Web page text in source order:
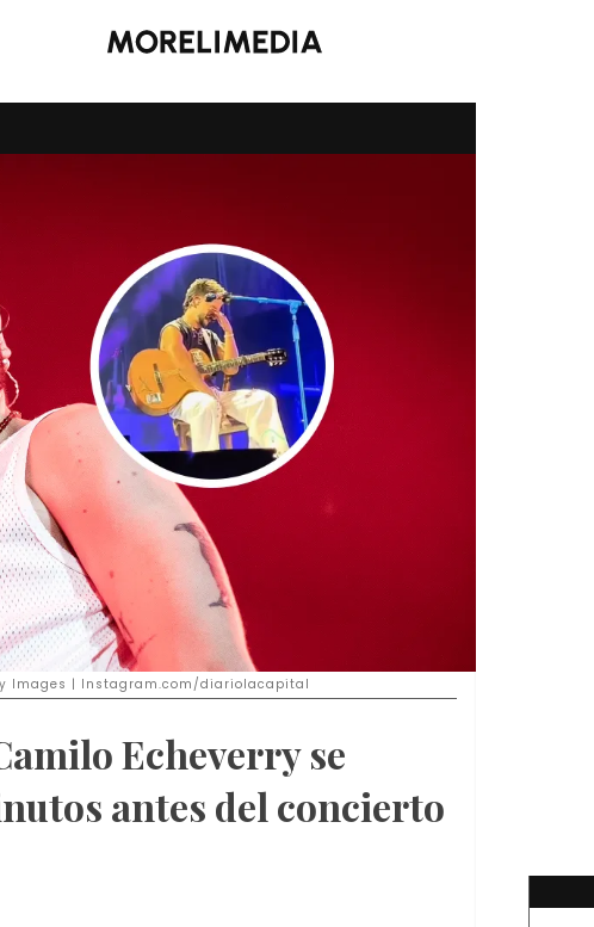
Images | Instagram.com/diariolacapital
Echeverry se
antes del concierto